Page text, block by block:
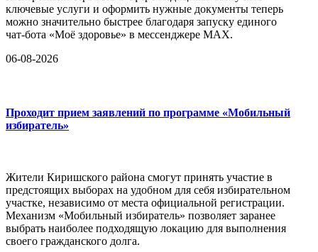
ключевые услуги и оформить нужные документы теперь
можно значительно быстрее благодаря запуску единого
чат-бота «Моё здоровье» в мессенджере MAX.
06-08-2026
Проходит прием заявлений по программе «Мобильный
избиратель»
Жители Киришского района смогут принять участие в
предстоящих выборах на удобном для себя избирательном
участке, независимо от места официальной регистрации.
Механизм «Мобильный избиратель» позволяет заранее
выбрать наиболее подходящую локацию для выполнения
своего гражданского долга.